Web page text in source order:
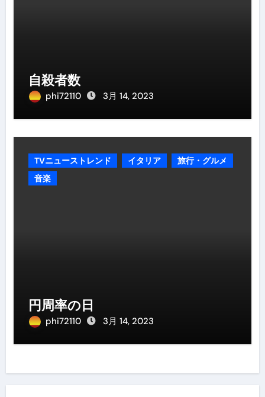
自殺者数
phi72110 3月 14, 2023
TVニューストレンド イタリア
旅行・グルメ
音楽
円周率の日
phi72110 3月 14, 2023